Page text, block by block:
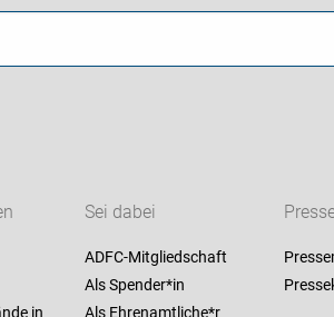
in
Sei dabei
ADFC-Mitgliedschaft
Als Spender*in
Als Ehrenamtliche*r